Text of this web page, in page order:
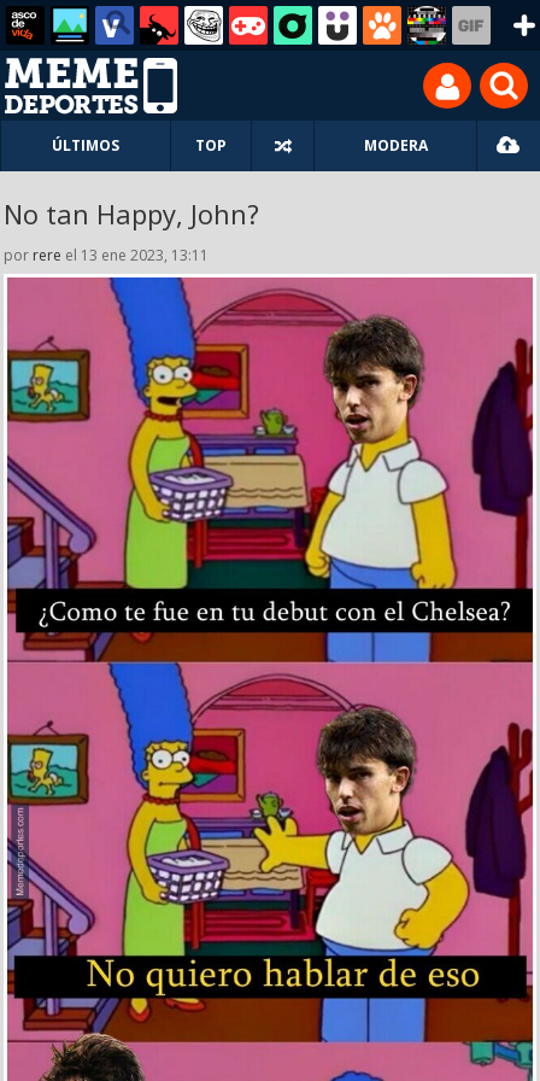
ÚLTIMOS TOP MODERA
No tan Happy, John?
por rere el 13 ene 2023, 13:11